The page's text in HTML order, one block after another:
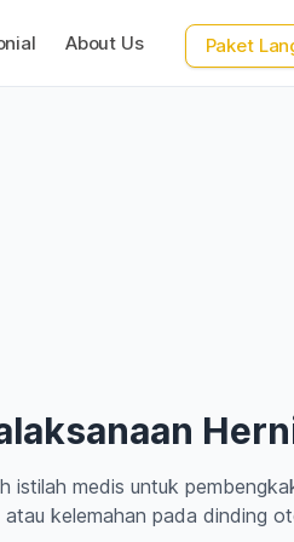
About Us Paket
istilah medis untuk
atau kelemahan pada dinding